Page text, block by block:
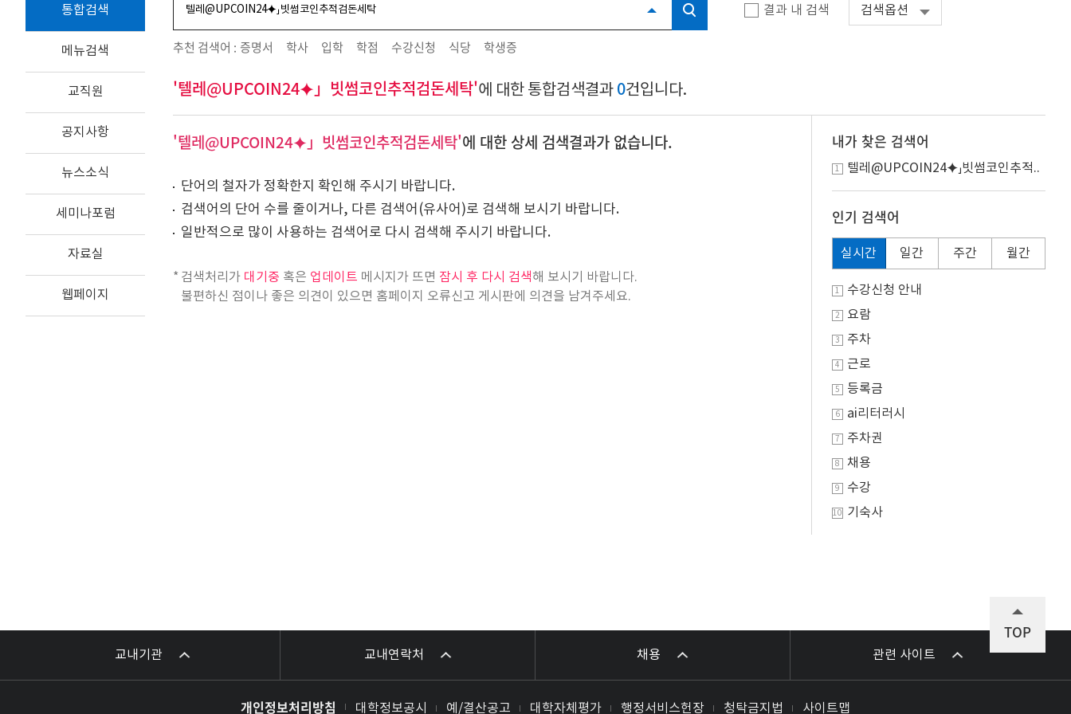
통합검색
메뉴검색
교직원
공지사항
뉴스소식
세미나포럼
자료실
웹페이지
결과 내 검색 검색옵션
추천 검색어 : 증명서 학사 입학 학점 수강신청 식당 학생증
'텔레@UPCOIN24⯌」빗썸코인추적검돈세탁'에 대한 통합검색결과 0건입니다.
'텔레@UPCOIN24⯌」빗썸코인추적검돈세탁'에 대한 상세 검색결과가 없습니다.
단어의 철자가 정확한지 확인해 주시기 바랍니다.
검색어의 단어 수를 줄이거나, 다른 검색어(유사어)로 검색해 보시기 바랍니다.
일반적으로 많이 사용하는 검색어로 다시 검색해 주시기 바랍니다.
검색처리가 대기중 혹은 업데이트 메시지가 뜨면 잠시 후 다시 검색해 보시기 바랍니다.
불편하신 점이나 좋은 의견이 있으면 홈페이지 오류신고 게시판에 의견을 남겨주세요.
내가 찾은 검색어
1 텔레@UPCOIN24⯌」빗썸코인추적..
인기 검색어
실시간 일간 주간 월간
1 수강신청 안내
2 요람
3 주차
4 근로
5 등록금
6 ai리터러시
7 주차권
8 채용
9 수강
10 기숙사
교내기관 교내연락처 채용 관련 사이트
개인정보처리방침 대학정보공시 예/결산공고 대학자체평가 행정서비스헌장 청탁금지법 사이트맵
TOP